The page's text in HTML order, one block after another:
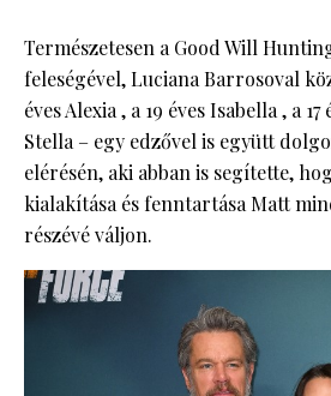
Természetesen a Good Will
feleségével, Luciana Barrosoval
éves Alexia , a 19 éves Isabella , a 17
Stella – egy edzővel is együtt
elérésén, aki abban is segítette,
kialakítása és fenntartása Matt
részévé váljon.